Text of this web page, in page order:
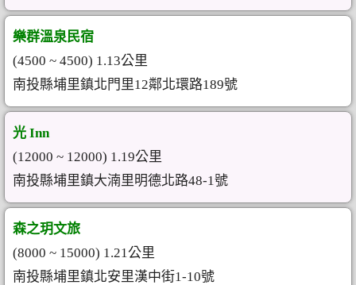
樂群溫泉民宿
(4500 ~ 4500) 1.13公里
南投縣埔里鎮北門里12鄰北環路189號
光 Inn
(12000 ~ 12000) 1.19公里
南投縣埔里鎮大湳里明德北路48-1號
森之玥文旅
(8000 ~ 15000) 1.21公里
南投縣埔里鎮北安里漢中街1-10號